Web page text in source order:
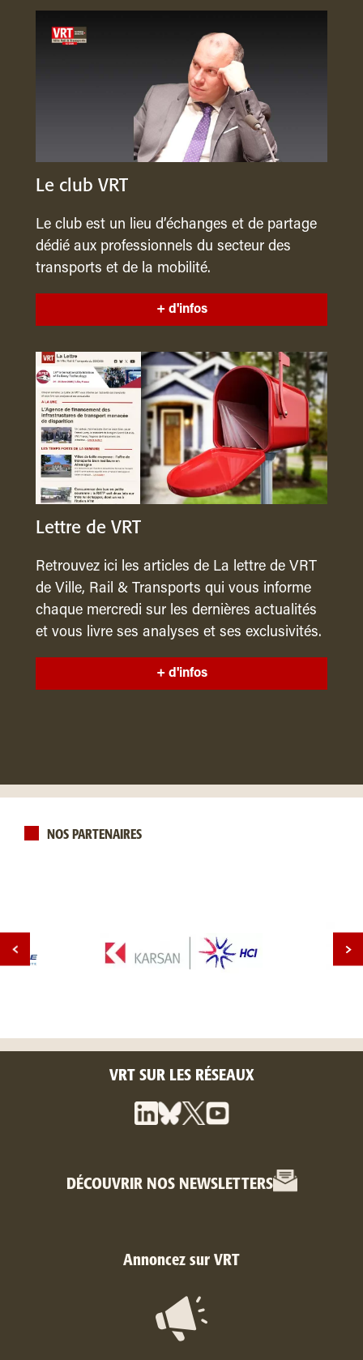
Le club VRT
Le club est un lieu d’échanges et de partage
dédié aux professionnels du secteur des
transports et de la mobilité.
+ d'infos
Lettre de VRT
Retrouvez ici les articles de La lettre de VRT
de Ville, Rail & Transports qui vous informe
chaque mercredi sur les dernières actualités
et vous livre ses analyses et ses exclusivités.
+ d'infos
NOS PARTENAIRES
VRT SUR LES RÉSEAUX
DÉCOUVRIR NOS NEWSLETTERS
Annoncez sur VRT